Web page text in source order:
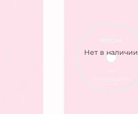
Нет в наличии